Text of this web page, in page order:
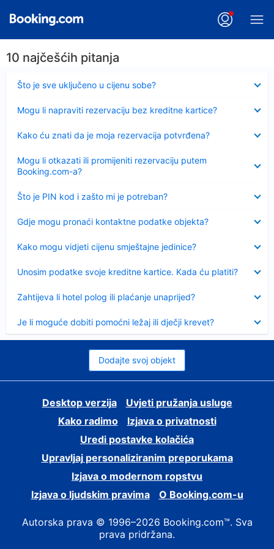
10 najčešćih pitanja
Što je sve uključeno u cijenu sobe?
Sažeto
Mogu li napraviti rezervaciju bez kreditne kartice?
Kako ću znati da je moja rezervacija potvrđena?
Mogu li otkazati ili promijeniti rezervaciju putem
Booking.com-a?
Što je PIN kod i zašto mi je potreban?
Sažeto
Gdje mogu pronaći kontaktne podatke objekta?
Kako mogu vidjeti cijenu smještajne jedinice?
Unosim podatke svoje kreditne kartice. Kada ću platiti?
Zahtijeva li hotel polog ili plaćanje unaprijed?
Je li moguće dobiti pomoćni ležaj ili dječji krevet?
Dodajte svoj objekt
Desktop verzija
Uvjeti pružanja usluge
Kako radimo
Izjava o privatnosti
Uredi postavke kolačića
Upravljaj personaliziranim preporukama
Izjava o modernom ropstvu
Izjava o ljudskim pravima
O Booking.com-u
Autorska prava © 1996–2026 Booking.com™. Sva
prava pridržana.